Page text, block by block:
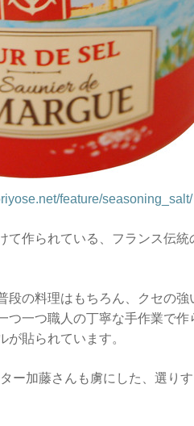
feature/seasoning_salt/
て作られている、フランス伝統
段の料理はもちろん、クセの強
一つ職人の丁寧な手作業で作
貼られています。
ー加藤さんも虜にした、選り